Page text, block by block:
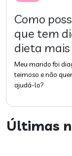
Como
que tem
dieta
Meu marido foi
teimoso e não
ajudá-lo?
Últimas